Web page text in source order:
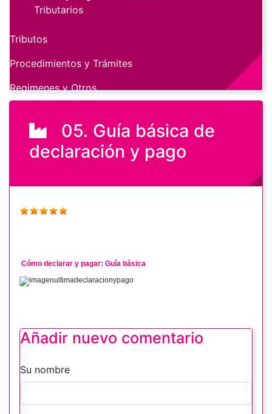
05. Guía básica de
declaración y pago
Cómo declarar y pagar: Guía básica
Añadir nuevo comentario
Su nombre
Tributarios
Tributos
Procedimientos y Trámites
Regimenes y Otros